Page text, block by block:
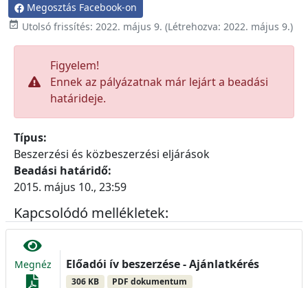
Megosztás Facebook-on
 Utolsó frissítés: 2022. május 9. (Létrehozva: 2022. május 9.)
Figyelem!
Ennek az pályázatnak már lejárt a beadási
határideje.
Típus:
Beszerzési és közbeszerzési eljárások
Beadási határidő:
2015. május 10., 23:59
Kapcsolódó mellékletek:
Megnéz Előadói ív beszerzése - Ajánlatkérés
306 KB PDF dokumentum